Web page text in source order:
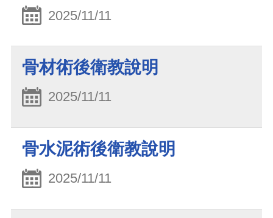
2025/11/11
骨材術後衛教說明
2025/11/11
骨水泥術後衛教說明
2025/11/11